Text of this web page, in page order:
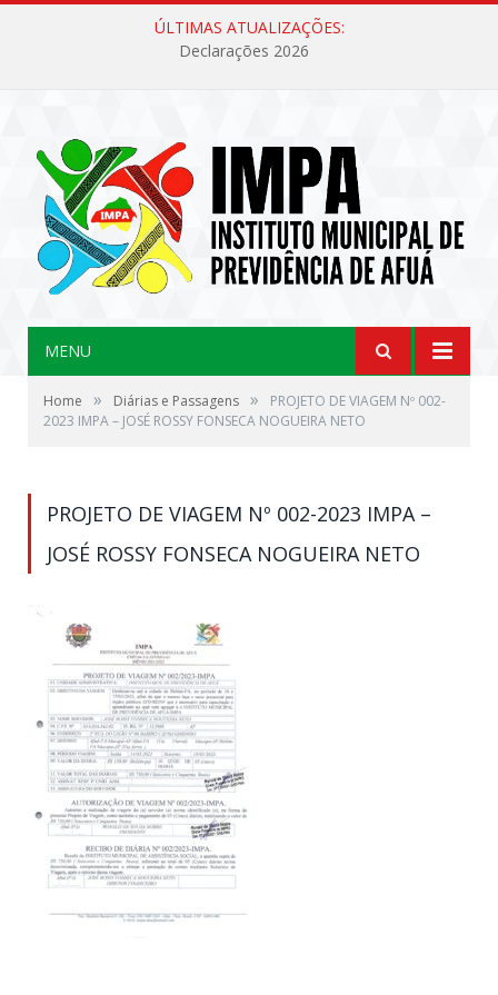
ÚLTIMAS ATUALIZAÇÕES:
Declarações 2026
MENU
Home » Diárias e Passagens »
PROJETO DE VIAGEM Nº 002-
2023 IMPA – JOSÉ ROSSY FONSECA NOGUEIRA NETO
PROJETO DE VIAGEM Nº 002-2023 IMPA –
JOSÉ ROSSY FONSECA NOGUEIRA NETO